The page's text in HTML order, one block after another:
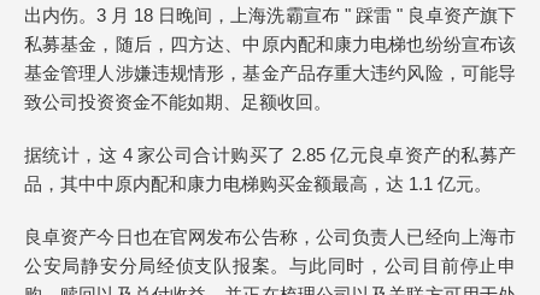
出内伤。3 月 18 日晚间，上海洗霸宣布 " 踩雷 " 良卓资产旗下
私募基金，随后，四方达、中原内配和康力电梯也纷纷宣布该
基金管理人涉嫌违规情形，基金产品存重大违约风险，可能导
致公司投资资金不能如期、足额收回。
据统计，这 4 家公司合计购买了 2.85 亿元良卓资产的私募产
品，其中中原内配和康力电梯购买金额最高，达 1.1 亿元。
良卓资产今日也在官网发布公告称，公司负责人已经向上海市
公安局静安分局经侦支队报案。与此同时，公司目前停止申